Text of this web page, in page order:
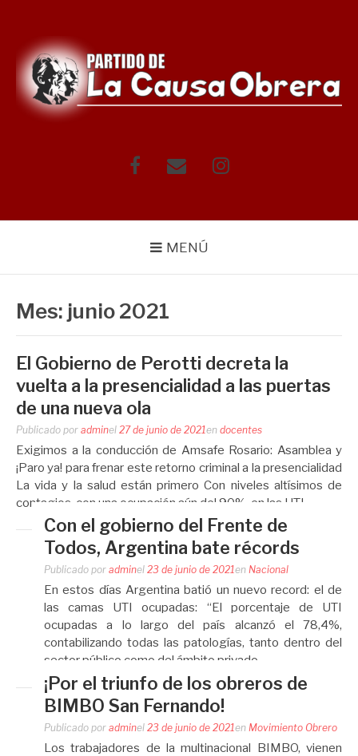
contenido
FacebookCorreo Instagram
MENÚ
Mes: junio 2021
El Gobierno de Perotti decreta la
vuelta a la presencialidad a las puertas
de una nueva ola
Publicado por adminel 27 de junio de 2021en docentes
Exigimos a la conducción de Amsafe Rosario: Asamblea y
¡Paro ya! para frenar este retorno criminal a la presencialidad
La vida y la salud están primero Con niveles altísimos de
contagios, con una ocupación aún del 90% en las UTI,…
Con el gobierno del Frente de
Todos, Argentina bate récords
Publicado por adminel 23 de junio de 2021en Nacional
En estos días Argentina batió un nuevo record: el de
las camas UTI ocupadas: “El porcentaje de UTI
ocupadas a lo largo del país alcanzó el 78,4%,
contabilizando todas las patologías, tanto dentro del
sector público como del ámbito privado….
¡Por el triunfo de los obreros de
BIMBO San Fernando!
Publicado por adminel 23 de junio de 2021en Movimiento Obrero
Los trabajadores de la multinacional BIMBO, vienen